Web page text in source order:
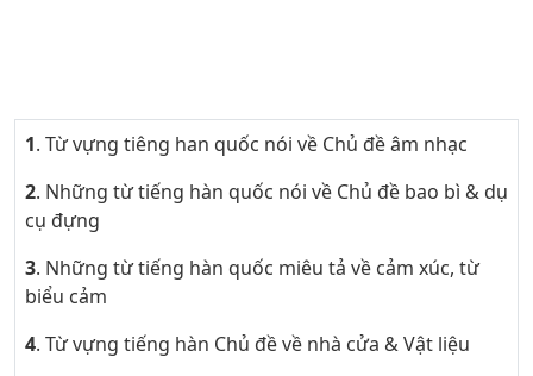
1. Từ vựng tiêng han quốc nói về Chủ đề âm nhạc
2. Những từ tiếng hàn quốc nói về Chủ đề bao bì & dụ
cụ đựng
3. Những từ tiếng hàn quốc miêu tả về cảm xúc, từ
biểu cảm
4. Từ vựng tiếng hàn Chủ đề về nhà cửa & Vật liệu